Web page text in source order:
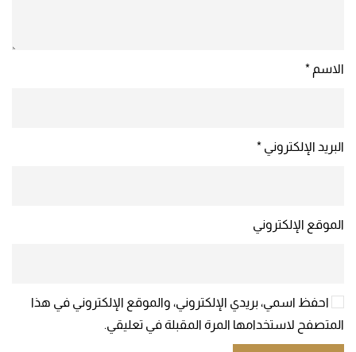
الاسم *
البريد الإلكتروني *
الموقع الإلكتروني
احفظ اسمي، بريدي الإلكتروني، والموقع الإلكتروني في هذا
المتصفح لاستخدامها المرة المقبلة في تعليقي.